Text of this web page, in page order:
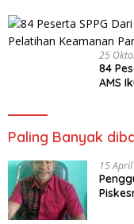
Cristal
25
84
AMS
Paling Banyak
15